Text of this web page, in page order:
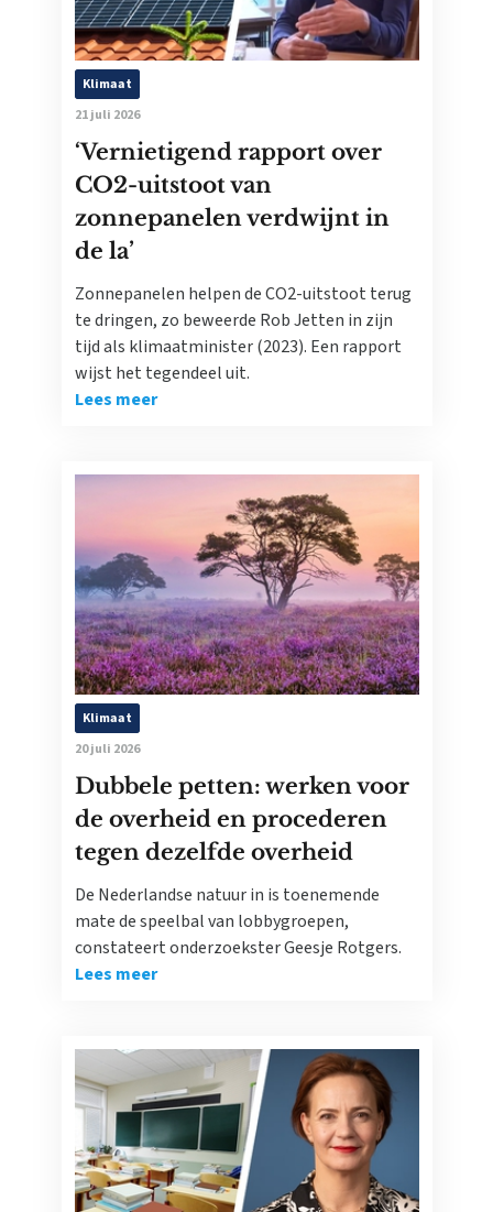
Klimaat
21 juli 2026
‘Vernietigend rapport over
CO2-uitstoot van
zonnepanelen verdwijnt in
de la’
Zonnepanelen helpen de CO2-uitstoot terug
te dringen, zo beweerde Rob Jetten in zijn
tijd als klimaatminister (2023). Een rapport
wijst het tegendeel uit.
Lees meer
Klimaat
20 juli 2026
Dubbele petten: werken voor
de overheid en procederen
tegen dezelfde overheid
De Nederlandse natuur in is toenemende
mate de speelbal van lobbygroepen,
constateert onderzoekster Geesje Rotgers.
Lees meer